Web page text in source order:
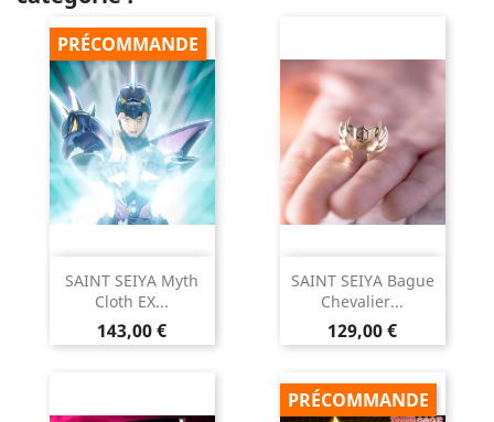
SAINT SEIYA Myth
Cloth EX...
Prix
143,00 €
PRÉCOMMANDE
SAINT SEIYA Bague
Chevalier...
Prix
129,00 €
PRÉCOMMANDE